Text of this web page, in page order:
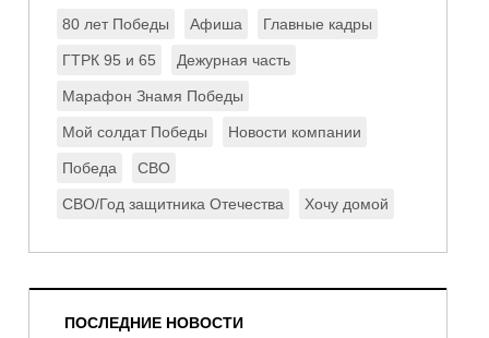
80 лет Победы Афиша Главные кадры
ГТРК 95 и 65 Дежурная часть
Марафон Знамя Победы
Мой солдат Победы Новости компании
Победа СВО
СВО/Год защитника Отечества Хочу домой
ПОСЛЕДНИЕ НОВОСТИ